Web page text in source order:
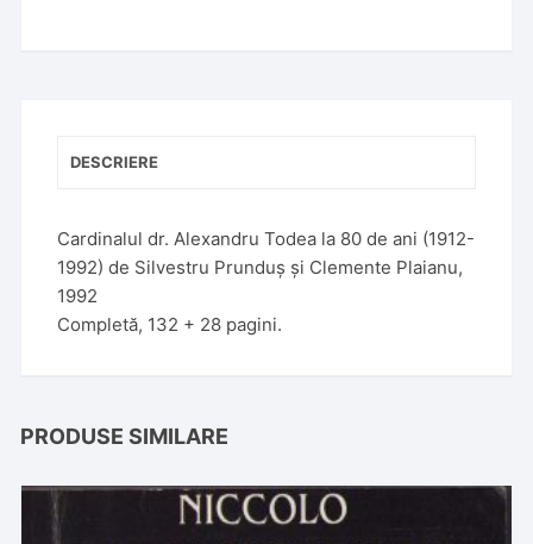
DESCRIERE
Cardinalul dr. Alexandru Todea la 80 de ani (1912-
1992) de Silvestru Prunduș și Clemente Plaianu,
1992
Completă, 132 + 28 pagini.
PRODUSE SIMILARE